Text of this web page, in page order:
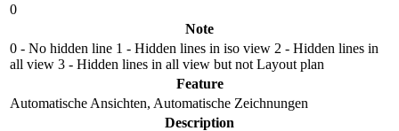
0
Note
0 - No hidden line 1 - Hidden lines in iso view 2 - Hidden lines in
all view 3 - Hidden lines in all view but not Layout plan
Feature
Automatische Ansichten, Automatische Zeichnungen
Description